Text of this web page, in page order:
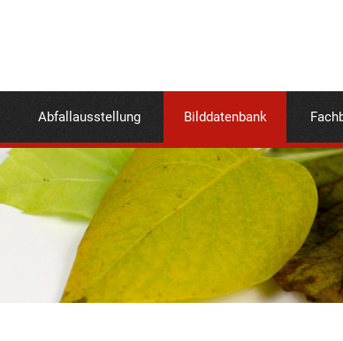
Abfallausstellung Bilddatenbank